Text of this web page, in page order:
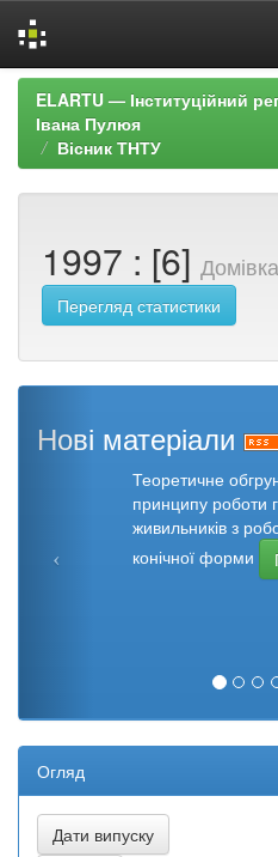
Skip
navigation
ELARTU — Інституційний
Івана Пулюя
Вісник ТНТУ
1997 : [6]
Перегляд статистики
Нові матеріали
Теоретичне
принципу роботи
живильників з
конічної форми
Огляд